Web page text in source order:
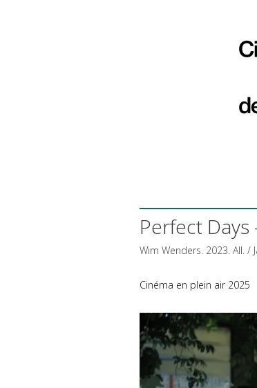
Perfect Days
Wim Wenders. 2023. All. /
Cinéma en plein air 2025